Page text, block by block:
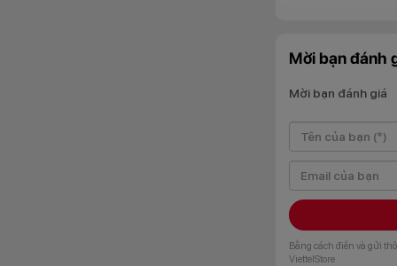
Dù sở hữu viên
mm và trọng
sử dụng.
Mời bạn đánh
Mời bạn đánh giá
Bằng cách điền và gửi
ViettelStore